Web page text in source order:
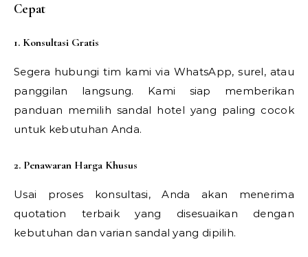
Cepat
1. Konsultasi Gratis
Segera hubungi tim kami via WhatsApp, surel, atau
panggilan langsung. Kami siap memberikan
panduan memilih sandal hotel yang paling cocok
untuk kebutuhan Anda.
2. Penawaran Harga Khusus
Usai proses konsultasi, Anda akan menerima
quotation terbaik yang disesuaikan dengan
kebutuhan dan varian sandal yang dipilih.